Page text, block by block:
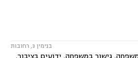
בנימין 3, רחובות